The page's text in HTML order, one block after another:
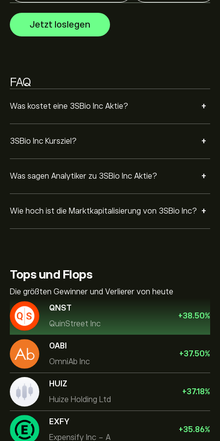
Jetzt loslegen
FAQ
Was kostet eine 3SBio Inc Aktie? +
3SBio Inc Kursziel? +
Was sagen Analytiker zu 3SBio Inc Aktie? +
Wie hoch ist die Marktkapitalisierung von 3SBio Inc? +
USD
Tops und Flops
Die größten Gewinner und Verlierer von heute
QNST
QuinStreet Inc
+38.50%
OABI
OmniAb Inc
+37.50%
HUIZ
Huize Holding Ltd
+37.18%
EXFY
Expensify Inc - A
+35.86%